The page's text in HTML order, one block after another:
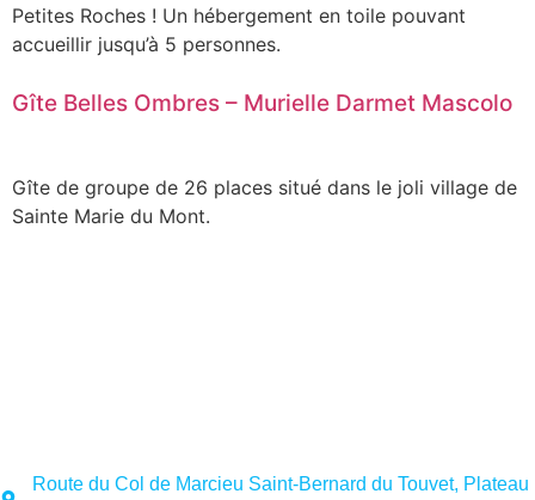
Petites Roches ! Un hébergement en toile pouvant
accueillir jusqu’à 5 personnes.
Gîte Belles Ombres – Murielle Darmet Mascolo
Gîte de groupe de 26 places situé dans le joli village de
Sainte Marie du Mont.
Route du Col de Marcieu Saint-Bernard du Touvet, Plateau